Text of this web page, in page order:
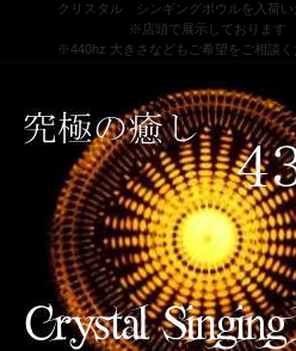
クリスタル シンギングボウルを入荷い
※店頭で展示しております
※440hz 大きさなどもご希望をご相談く